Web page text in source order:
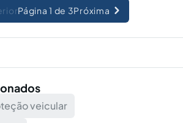
Página 1 de 3Próxima
veicular